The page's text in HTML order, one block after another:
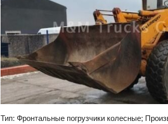
Тип: Фронтальные погрузчики колесные;